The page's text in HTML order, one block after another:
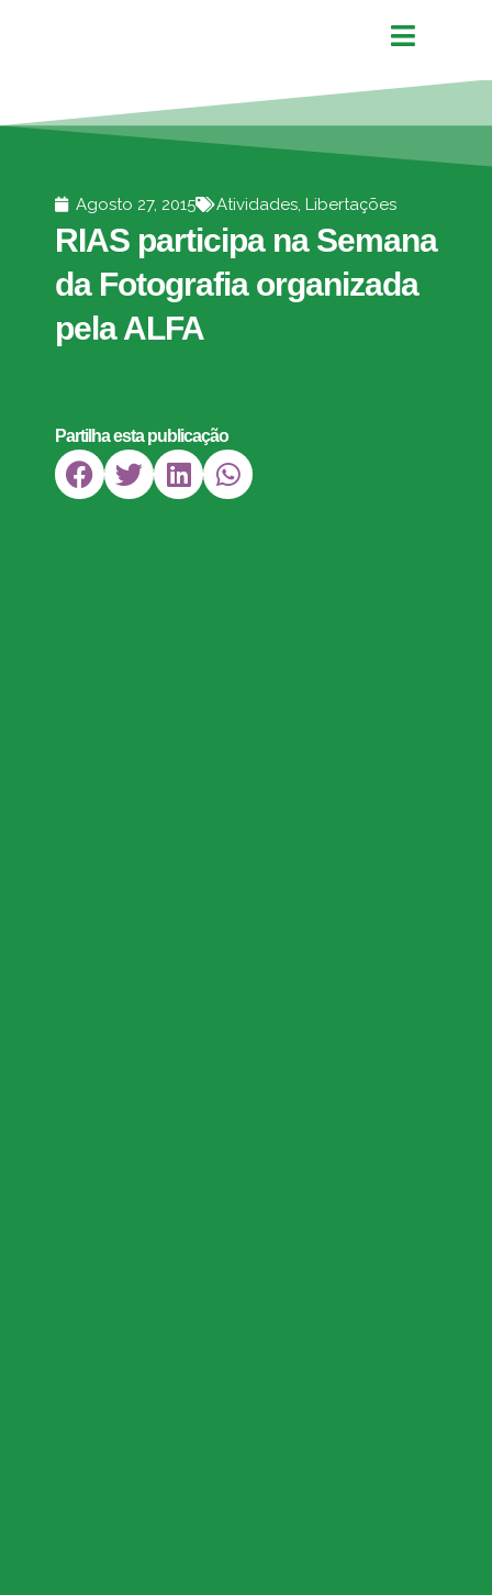
Agosto 27, 2015 Atividades, Libertações
RIAS participa na Semana
da Fotografia organizada
pela ALFA
Partilha esta publicação